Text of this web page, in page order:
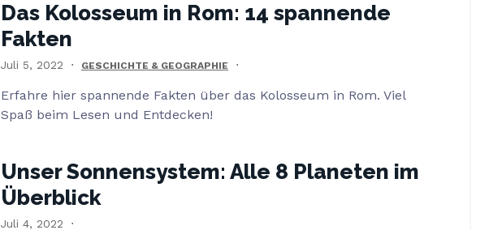
Das Kolosseum in Rom: 14 spannende
Fakten
Juli 5, 2022 GESCHICHTE & GEOGRAPHIE
Erfahre hier spannende Fakten über das Kolosseum in Rom. Viel
Spaß beim Lesen und Entdecken!
Unser Sonnensystem: Alle 8 Planeten im
Überblick
Juli 4, 2022